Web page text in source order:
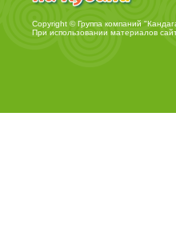
Copyright © Группа компаний
При использовании материалов